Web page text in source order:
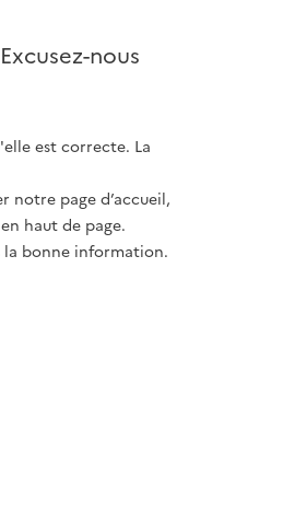
nous
est correcte. La
notre page d’accueil,
haut de page.
la bonne information.